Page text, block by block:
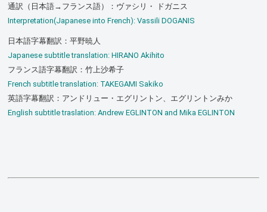
通訳（日本語→フランス語）：ヴァシリ・ ドガニス
Interpretation(Japanese into French): Vassili DOGANIS
日本語字幕翻訳：平野暁人
Japanese subtitle translation: HIRANO Akihito
フランス語字幕翻訳：竹上沙希子
French subtitle translation: TAKEGAMI Sakiko
英語字幕翻訳：アンドリュー・エグリントン、エグリントンみか
English subtitle traslation: Andrew EGLINTON and Mika EGLINTON